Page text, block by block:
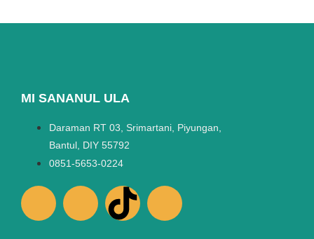
MI SANANUL ULA
Daraman RT 03, Srimartani, Piyungan,
Bantul, DIY 55792
0851-5653-0224